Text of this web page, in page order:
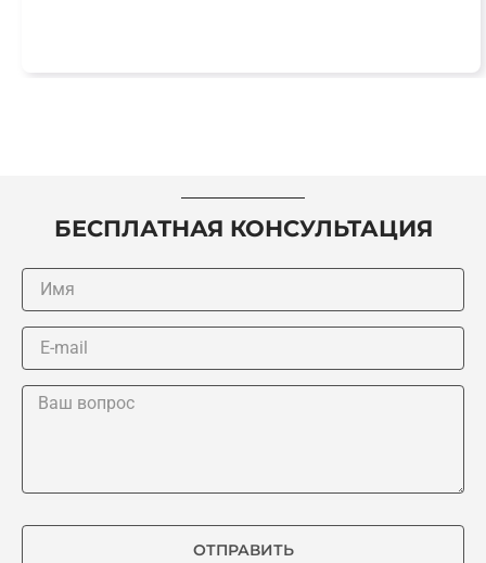
БЕСПЛАТНАЯ КОНСУЛЬТАЦИЯ
ОТПРАВИТЬ